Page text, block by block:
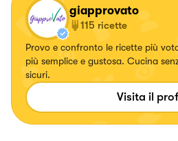
giapprovato
115 ricette
Provo e confronto le ricette più
più semplice e gustosa. Cucina
sicuri.
Visita il